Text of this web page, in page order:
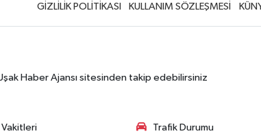
GİZLİLİK POLİTİKASI
KULLANIM SÖZLEŞMESİ
Haber Ajansı sitesinden takip edebilirsiniz
Vakitleri Trafik Durumu